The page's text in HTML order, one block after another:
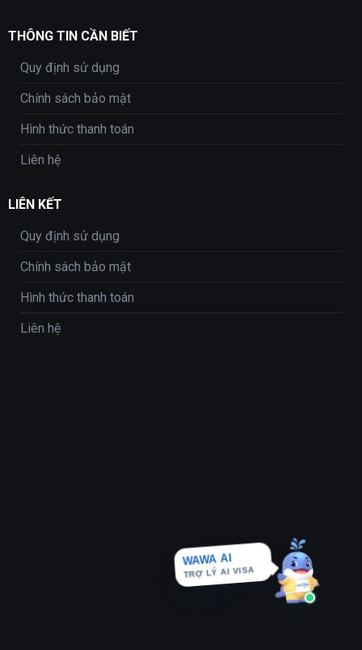
WAWA AI
TRỢ LÝ AI VISA
THÔNG TIN CẦN BIẾT
Quy định sử dụng
Chính sách bảo mật
Hình thức thanh toán
Liên hệ
LIÊN KẾT
Quy định sử dụng
Chính sách bảo mật
Hình thức thanh toán
Liên hệ